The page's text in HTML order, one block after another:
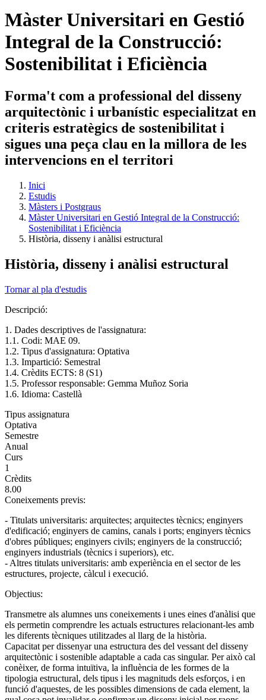
Màster Universitari en Gestió
Integral de la Construcció:
Sostenibilitat i Eficiència
Forma't com a professional del disseny
arquitectònic i urbanístic especialitzat en
criteris estratègics de sostenibilitat i
sigues una peça clau en la millora de les
intervencions en el territori
Inici
Estudis
Màsters i Postgraus
Màster Universitari en Gestió Integral de la Construcció:
Sostenibilitat i Eficiència
Història, disseny i anàlisi estructural
Història, disseny i anàlisi estructural
Tornar al pla d'estudis
Descripció:
1. Dades descriptives de l'assignatura:
1.1. Codi: MAE 09.
1.2. Tipus d'assignatura: Optativa
1.3. Impartició: Semestral
1.4. Crèdits ECTS: 8 (S1)
1.5. Professor responsable: Gemma Muñoz Soria
1.6. Idioma: Castellà
Tipus assignatura
Optativa
Semestre
Anual
Curs
1
Crèdits
8.00
Coneixements previs:
- Titulats universitaris: arquitectes; arquitectes tècnics; enginyers
d'edificació; enginyers de camins, canals i ports; enginyers tècnics
d'obres públiques; enginyers civils; enginyers de la construcció;
enginyers industrials (tècnics i superiors), etc.
- Altres titulats universitaris: amb experiència en el sector de les
estructures, projecte, càlcul i execució.
Objectius:
Transmetre als alumnes uns coneixements i unes eines d'anàlisi que
els permetin comprendre les actuals estructures relacionant-les amb
les diferents tècniques utilitzades al llarg de la història.
Capacitat per dissenyar una estructura des del vessant del disseny
arquitectònic i sostenible adaptable a cada cas singular. Per això cal
conèixer, de forma intuïtiva, la influència de les formes de la
tipologia estructural, dels tipus i les magnituds dels esforços, i en
funció d'aquestes, de les possibles dimensions de cada element, la